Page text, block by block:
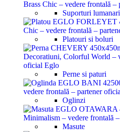
Suporturi lumanari
Platouri si boluri
Perne si paturi
Oglinzi
Masute